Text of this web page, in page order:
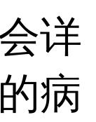
详
病